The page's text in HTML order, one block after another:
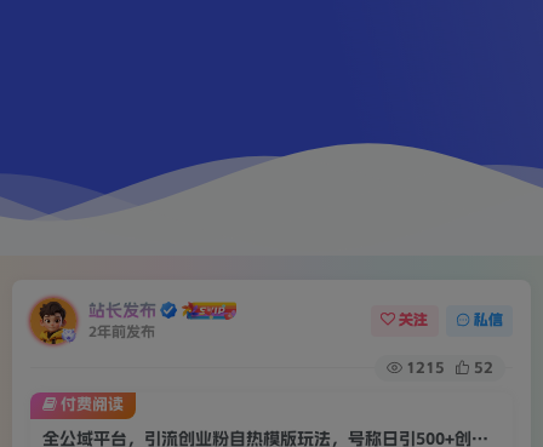
站长发布
2年前发布
关注 私信
1215 52
全公域平台，引流创业粉自热模版玩法，号称日引500+创业粉可矩阵操作
付费阅读